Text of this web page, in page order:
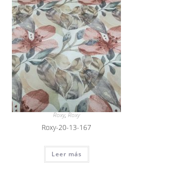
Roxy,Roxy
Roxy-20-13-167
Leer más